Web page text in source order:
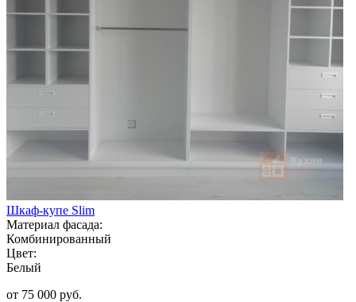
Шкаф-купе Slim
Материал фасада:
Комбинированный
Цвет:
Белый
от 75 000 руб.